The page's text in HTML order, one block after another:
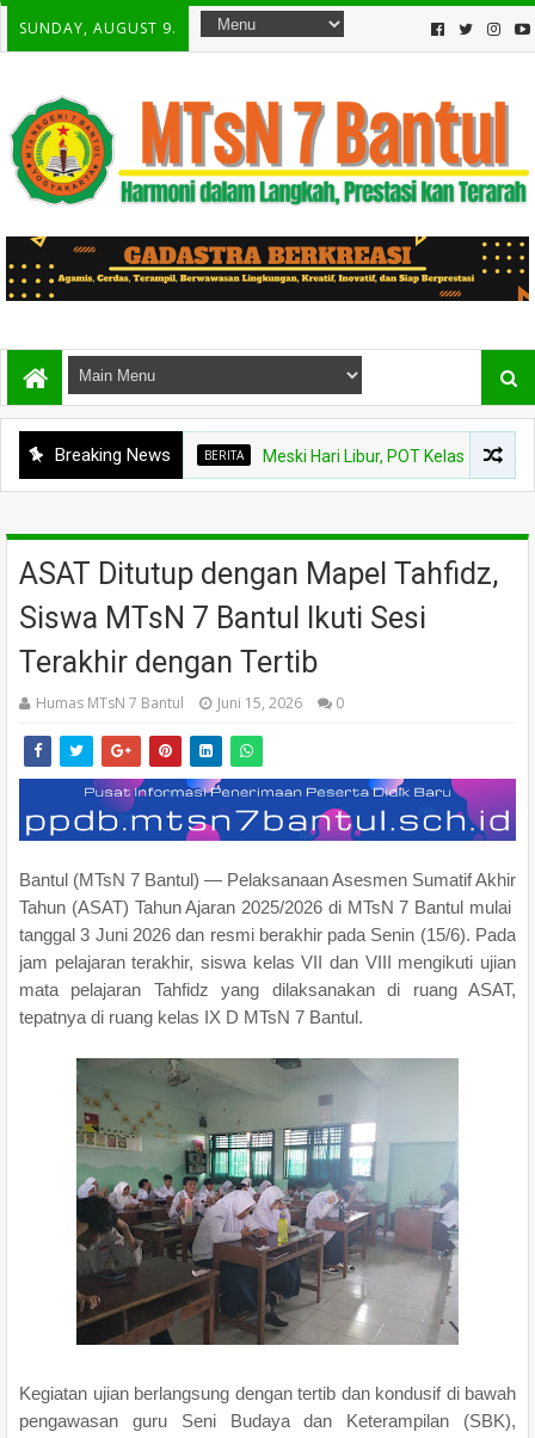
SUNDAY, AUGUST 9.
Breaking NewsBERITA Meski Hari Libur, POT Kelas VIII B MTsN
ASAT Ditutup dengan Mapel Tahfidz,
Siswa MTsN 7 Bantul Ikuti Sesi
Terakhir dengan Tertib
Humas MTsN 7 Bantul Juni 15, 2026 0
Bantul (MTsN 7 Bantul) — Pelaksanaan Asesmen Sumatif Akhir
Tahun (ASAT) Tahun Ajaran 2025/2026 di MTsN 7 Bantul mulai
tanggal 3 Juni 2026 dan resmi berakhir pada Senin (15/6). Pada
jam pelajaran terakhir, siswa kelas VII dan VIII mengikuti ujian
mata pelajaran Tahfidz yang dilaksanakan di ruang ASAT,
tepatnya di ruang kelas IX D MTsN 7 Bantul.
Kegiatan ujian berlangsung dengan tertib dan kondusif di bawah
pengawasan guru Seni Budaya dan Keterampilan (SBK),